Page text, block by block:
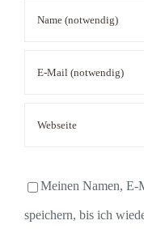
Meinen Namen, E-
speichern, bis ich